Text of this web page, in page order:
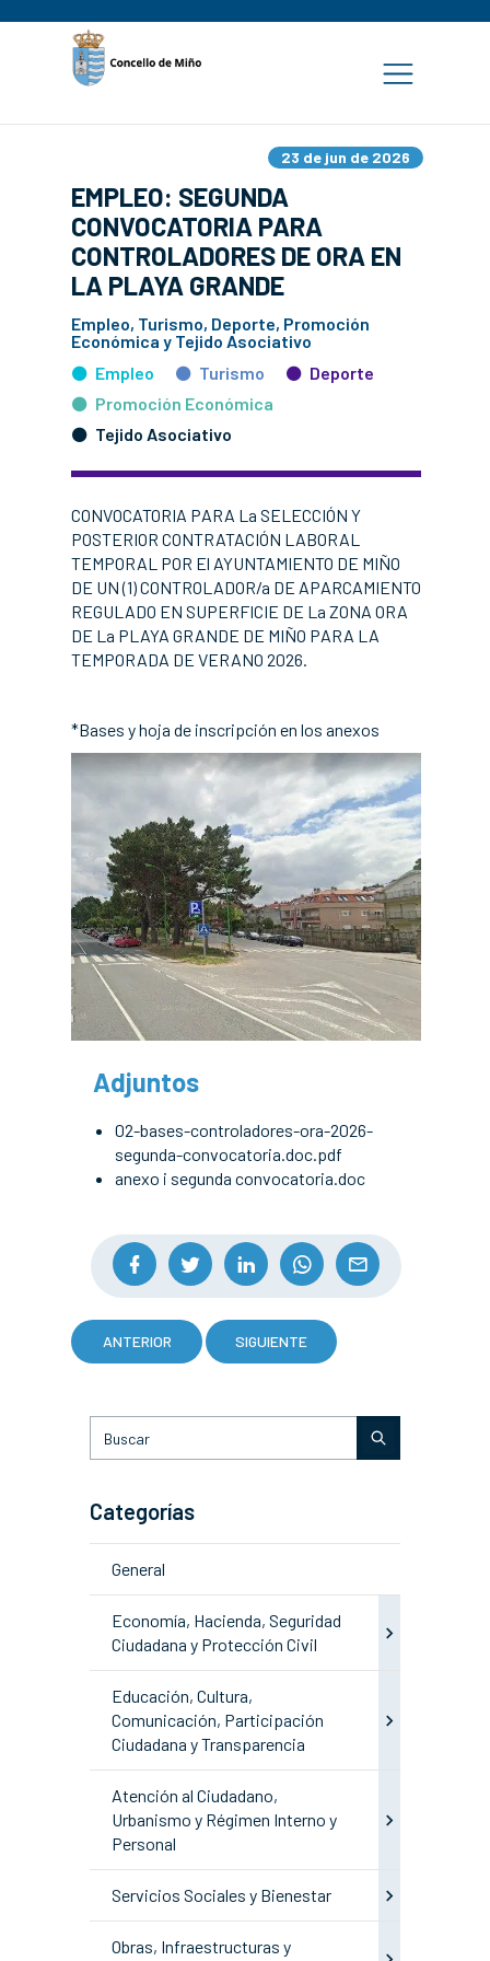
23 de jun de 2026
EMPLEO: SEGUNDA
CONVOCATORIA PARA
CONTROLADORES DE ORA EN
LA PLAYA GRANDE
Empleo, Turismo, Deporte, Promoción
Económica y Tejido Asociativo
Empleo
Turismo
Deporte
Promoción Económica
Tejido Asociativo
CONVOCATORIA PARA La SELECCIÓN Y
POSTERIOR CONTRATACIÓN LABORAL
TEMPORAL POR El AYUNTAMIENTO DE MIÑO
DE UN (1) CONTROLADOR/a DE APARCAMIENTO
REGULADO EN SUPERFICIE DE La ZONA ORA
DE La PLAYA GRANDE DE MIÑO PARA LA
TEMPORADA DE VERANO 2026.
*Bases y hoja de inscripción en los anexos
Adjuntos
02-bases-controladores-ora-2026-
segunda-convocatoria.doc.pdf
anexo i segunda convocatoria.doc
ANTERIOR SIGUIENTE
Categorías
General
Economía, Hacienda, Seguridad
Ciudadana y Protección Civil
Educación, Cultura,
Comunicación, Participación
Ciudadana y Transparencia
Atención al Ciudadano,
Urbanismo y Régimen Interno y
Personal
Servicios Sociales y Bienestar
Obras, Infraestructuras y